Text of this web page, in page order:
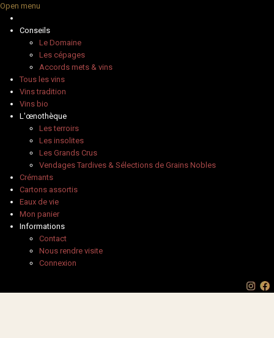
Open menu
Conseils
Le Domaine
Les cépages
Accords mets & vins
Tous les vins
Vins tradition
Vins bio
L'œnothèque
Les terroirs
Les insolites
Les Grands Crus
Vendages Tardives & Sélections de Grains Nobles
Crémants
Cartons assortis
Eaux de vie
Mon panier
Informations
Contact
Nous rendre visite
Connexion